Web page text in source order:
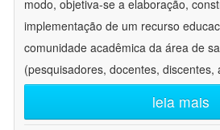
modo, objetiva-se a elaboração,
implementação de um recurso
comunidade acadêmica da área de
(pesquisadores, docentes, discentes,
leia mais